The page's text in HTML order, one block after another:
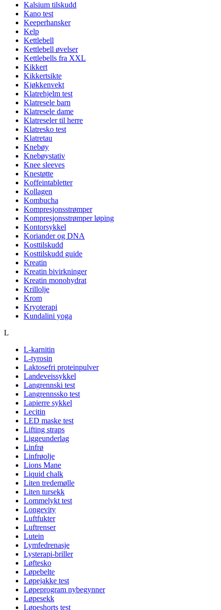
Kalsium tilskudd
Kano test
Keeperhansker
Kelp
Kettlebell
Kettlebell øvelser
Kettlebells fra XXL
Kikkert
Kikkertsikte
Kjøkkenvekt
Klatrehjelm test
Klatresele barn
Klatresele dame
Klatreseler til herre
Klatresko test
Klatretau
Knebøy
Knebøystativ
Knee sleeves
Knestøtte
Koffeintabletter
Kollagen
Kombucha
Kompresjonsstrømper
Kompresjonsstrømper løping
Kontorsykkel
Koriander og DNA
Kosttilskudd
Kosttilskudd guide
Kreatin
Kreatin bivirkninger
Kreatin monohydrat
Krillolje
Krom
Kryoterapi
Kundalini yoga
L
L-karnitin
L-tyrosin
Laktosefri proteinpulver
Landeveissykkel
Langrennski test
Langrennssko test
Lapierre sykkel
Lecitin
LED maske test
Lifting straps
Liggeunderlag
Linfrø
Linfrøolje
Lions Mane
Liquid chalk
Liten tredemølle
Liten tursekk
Lommelykt test
Longevity
Luftfukter
Luftrenser
Lutein
Lymfedrenasje
Lysterapi-briller
Løftesko
Løpebelte
Løpejakke test
Løpeprogram nybegynner
Løpesekk
Løpeshorts test